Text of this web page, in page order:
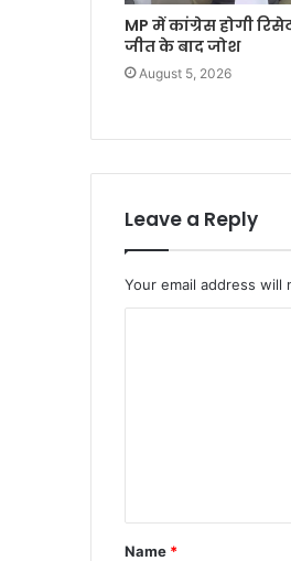
MP में कांग्रेस होगी
जीत के बाद जोश
August 5, 2026
Leave a Reply
Your email address will
t
*
Name *